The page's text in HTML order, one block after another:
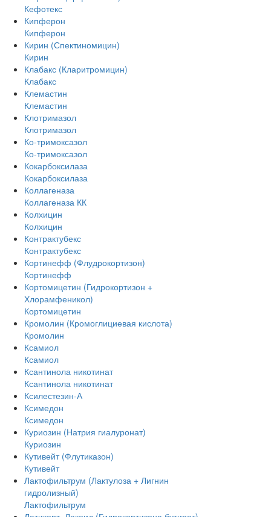
Кефотекс
Кипферон
Кипферон
Кирин (Спектиномицин)
Кирин
Клабакс (Кларитромицин)
Клабакс
Клемастин
Клемастин
Клотримазол
Клотримазол
Ко-тримоксазол
Ко-тримоксазол
Кокарбоксилаза
Кокарбоксилаза
Коллагеназа
Коллагеназа КК
Колхицин
Колхицин
Контрактубекс
Контрактубекс
Кортинефф (Флудрокортизон)
Кортинефф
Кортомицетин (Гидрокортизон +
Хлорамфеникол)
Кортомицетин
Кромолин (Кромоглициевая кислота)
Кромолин
Ксамиол
Ксамиол
Ксантинола никотинат
Ксантинола никотинат
Ксилестезин-А
Ксимедон
Ксимедон
Куриозин (Натрия гиалуронат)
Куриозин
Кутивейт (Флутиказон)
Кутивейт
Лактофильтрум (Лактулоза + Лигнин
гидролизный)
Лактофильтрум